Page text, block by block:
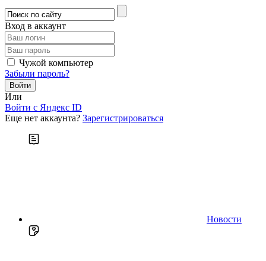
Вход в аккаунт
Чужой компьютер
Забыли пароль?
Или
Войти c Яндекс ID
Еще нет аккаунта? Зарегистрироваться
Новости